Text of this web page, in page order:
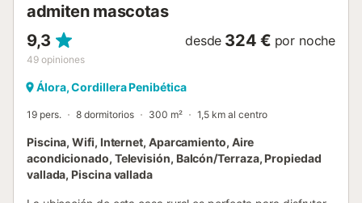
admiten mascotas
9,3
49 opiniones
desde 324 € por noche
Álora, Cordillera Penibética
19 pers. 8 dormitorios 300 m² 1,5 km al centro
Piscina, Wifi, Internet, Aparcamiento, Aire
acondicionado, Televisión, Balcón/Terraza, Propiedad
vallada, Piscina vallada